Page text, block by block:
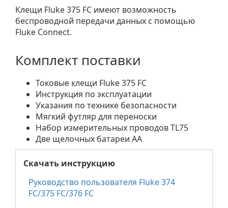
Клещи Fluke 375 FC имеют возможность
беспроводной передачи данных с помощью
Fluke Connect.
Комплект поставки
Токовые клещи Fluke 375 FC
Инструкция по эксплуатации
Указания по технике безопасности
Мягкий футляр для переноски
Набор измерительных проводов TL75
Две щелочных батареи AA
Скачать инструкцию
Руководство пользователя Fluke 374
FC/375 FC/376 FC